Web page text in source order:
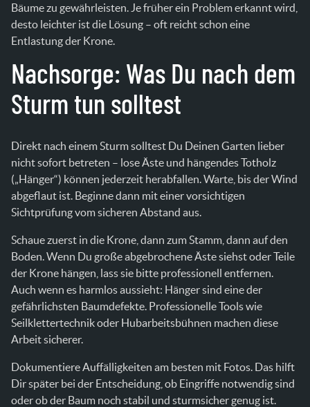
Bäume zu gewährleisten. Je früher ein Problem erkannt wird,
desto leichter ist die Lösung – oft reicht schon eine
Entlastung der Krone.
Nachsorge: Was Du nach dem
Sturm tun solltest
Direkt nach einem Sturm solltest Du Deinen Garten lieber
nicht sofort betreten – lose Äste und hängendes Totholz
(„Hänger“) können jederzeit herabfallen. Warte, bis der Wind
abgeflaut ist. Beginne dann mit einer vorsichtigen
Sichtprüfung vom sicheren Abstand aus.
Schaue zuerst in die Krone, dann zum Stamm, dann auf den
Boden. Wenn Du große abgebrochene Äste siehst oder Teile
der Krone hängen, lass sie bitte professionell entfernen.
Auch wenn es harmlos aussieht: Hänger sind eine der
gefährlichsten Baumdefekte. Professionelle Tools wie
Seilklettertechnik oder Hubarbeitsbühnen machen diese
Arbeit sicherer.
Dokumentiere Auffälligkeiten am besten mit Fotos. Das hilft
Dir später bei der Entscheidung, ob Eingriffe notwendig sind
oder ob der Baum noch stabil und sturmsicher genug ist.